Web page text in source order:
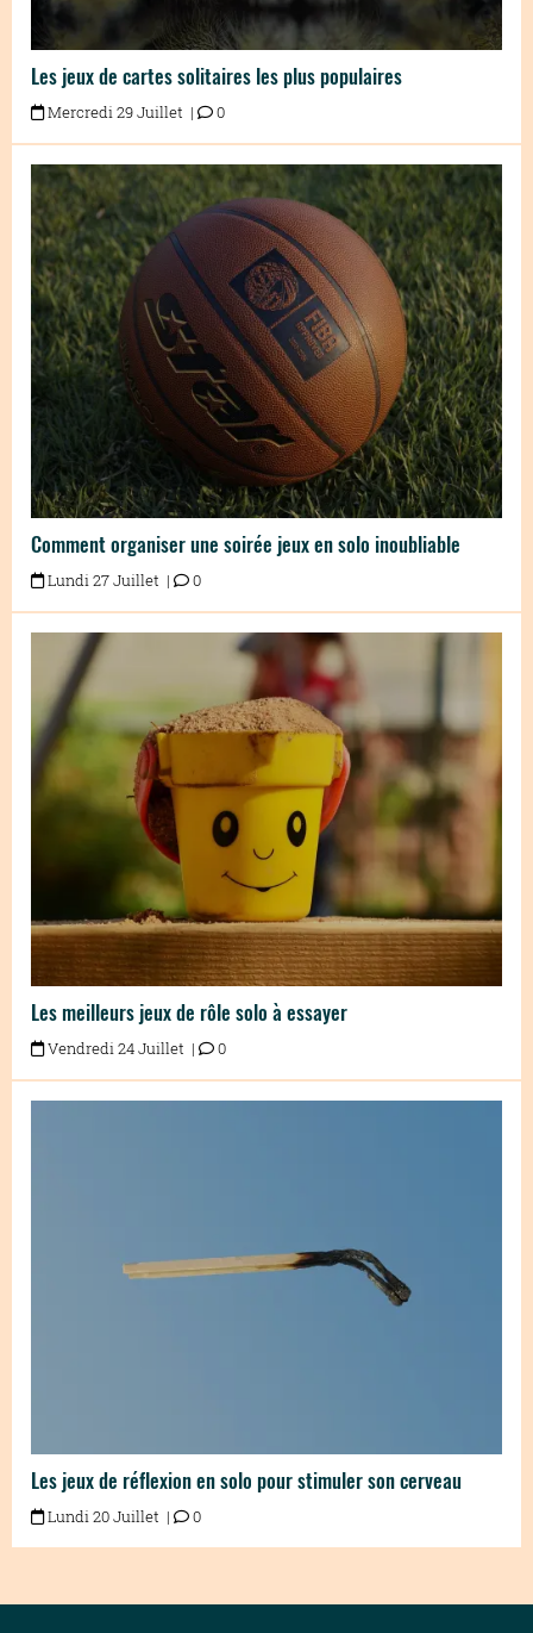
Les jeux de cartes solitaires les plus populaires
Mercredi 29 Juillet | 0
Comment organiser une soirée jeux en solo inoubliable
Lundi 27 Juillet | 0
Les meilleurs jeux de rôle solo à essayer
Vendredi 24 Juillet | 0
Les jeux de réflexion en solo pour stimuler son cerveau
Lundi 20 Juillet | 0